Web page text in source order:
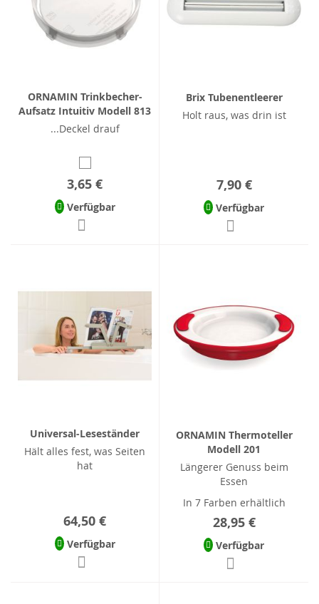
ORNAMIN Trinkbecher-
Aufsatz Intuitiv Modell 813
...Deckel drauf
3,65 €
Verfügbar
Brix Tubenentleerer
Holt raus, was drin ist
7,90 €
Verfügbar
Universal-Leseständer
Hält alles fest, was Seiten
hat
64,50 €
Verfügbar
ORNAMIN Thermoteller
Modell 201
Längerer Genuss beim
Essen
In 7 Farben erhältlich
28,95 €
Verfügbar